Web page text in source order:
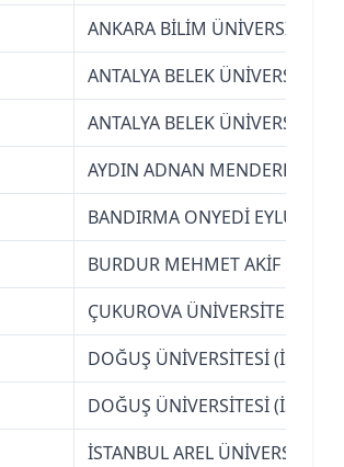
ANKARA BİLİM ÜNİVERSİTESİ
ANTALYA BELEK ÜNİVERSİTESİ
ANTALYA BELEK ÜNİVERSİTESİ
AYDIN ADNAN MENDERES
BANDIRMA ONYEDİ EYLÜL
BURDUR MEHMET AKİF
ÇUKUROVA ÜNİVERSİTESİ
DOĞUŞ ÜNİVERSİTESİ
DOĞUŞ ÜNİVERSİTESİ
İSTANBUL AREL ÜNİVERSİTESİ